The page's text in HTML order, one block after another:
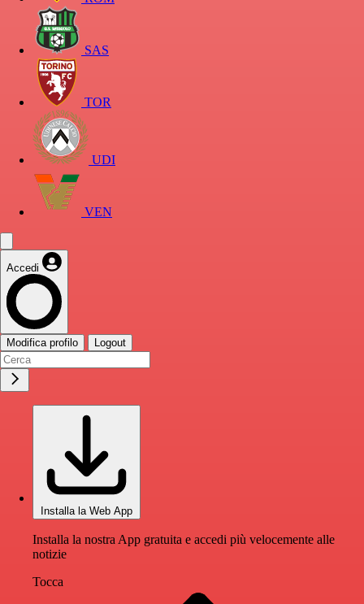
SAS
TOR
UDI
VEN
Accedi
Modifica profilo Logout
Installa la Web App
Installa la nostra App gratuita e accedi più velocemente alle
notizie
Tocca